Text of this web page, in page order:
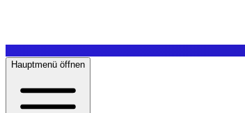
Hauptmenü öffnen